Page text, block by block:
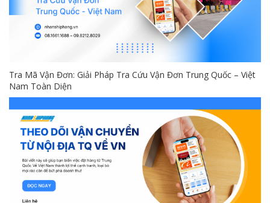
Tra Mã Vận Đơn: Giải Pháp Tra Cứu Vận Đơn Trung Quốc – Việt
Nam Toàn Diện